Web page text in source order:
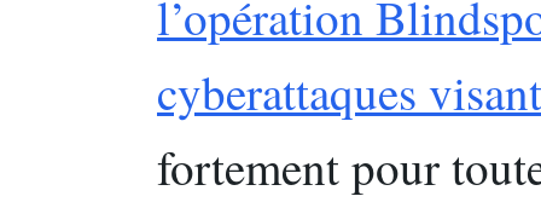
l’opération
cyberattaques
fortement pour